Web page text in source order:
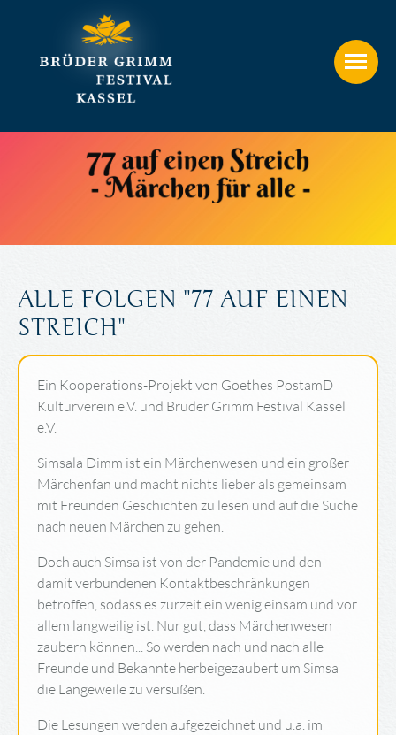
ALLE FOLGEN "77 AUF EINEN
STREICH"
Ein Kooperations-Projekt von Goethes PostamD
Kulturverein e.V. und Brüder Grimm Festival Kassel
e.V.
Simsala Dimm ist ein Märchenwesen und ein großer
Märchenfan und macht nichts lieber als gemeinsam
mit Freunden Geschichten zu lesen und auf die Suche
nach neuen Märchen zu gehen.
Doch auch Simsa ist von der Pandemie und den
damit verbundenen Kontaktbeschränkungen
betroffen, sodass es zurzeit ein wenig einsam und vor
allem langweilig ist. Nur gut, dass Märchenwesen
zaubern können... So werden nach und nach alle
Freunde und Bekannte herbeigezaubert um Simsa
die Langeweile zu versüßen.
Die Lesungen werden aufgezeichnet und u.a. im